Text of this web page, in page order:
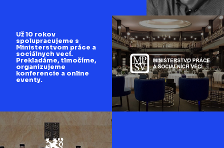
Už 10 rokov
spolupracujeme s
Ministerstvom práce a
sociálnych vecí.
Prekladáme, tlmočíme,
organizujeme
konferencie a online
eventy.